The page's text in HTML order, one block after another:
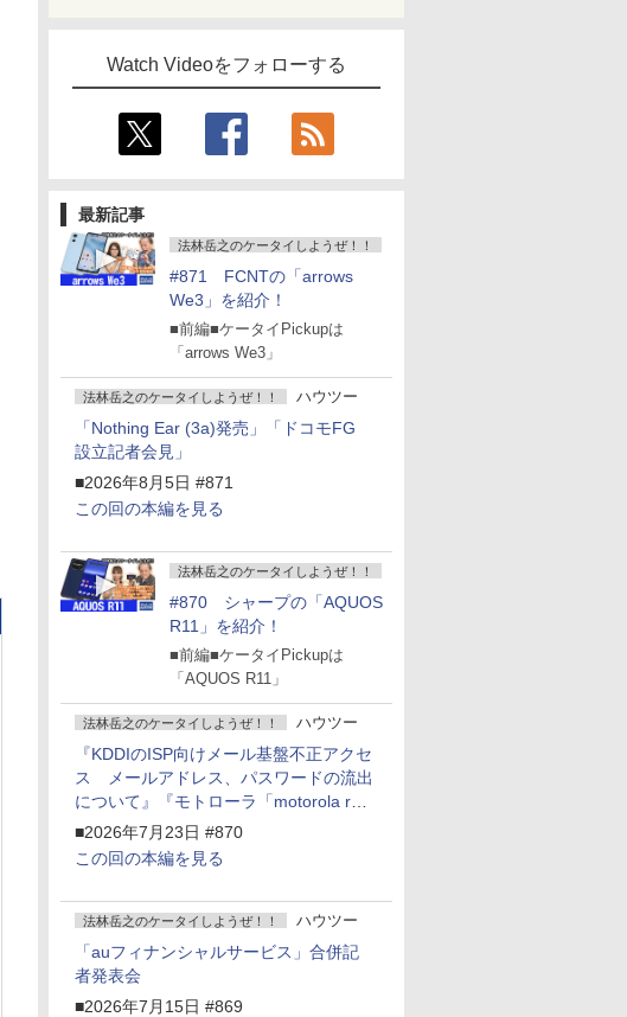
Watch Videoをフォローする
最新記事
法林岳之のケータイしようぜ！！
#871 FCNTの「arrows
We3」を紹介！
■前編■ケータイPickupは
「arrows We3」
法林岳之のケータイしようぜ！！ ハウツー
「Nothing Ear (3a)発売」「ドコモFG
設立記者会見」
■2026年8月5日 #871
この回の本編を見る
法林岳之のケータイしようぜ！！
#870 シャープの「AQUOS
R11」を紹介！
■前編■ケータイPickupは
「AQUOS R11」
法林岳之のケータイしようぜ！！ ハウツー
『KDDIのISP向けメール基盤不正アクセ
ス メールアドレス、パスワードの流出
について』『モトローラ「motorola razr
fold」発表』『サムスン「Galaxy
Unpacked」開催』
■2026年7月23日 #870
この回の本編を見る
法林岳之のケータイしようぜ！！ ハウツー
「auフィナンシャルサービス」合併記
者発表会
■2026年7月15日 #869